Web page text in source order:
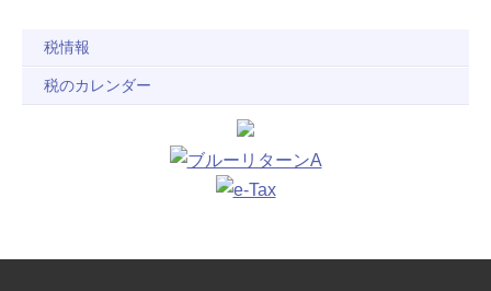
税情報
税のカレンダー